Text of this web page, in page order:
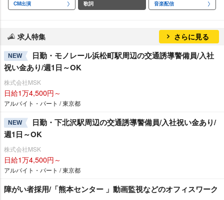
CM出演 歌詞 音楽配信
求人特集 さらに見る
NEW
日勤・モノレール浜松町駅周辺の交通誘導警備員/入社
祝い金あり/週1日～OK
株式会社MSK
日給1万4,500円～
アルバイト・パート / 東京都
NEW
日勤・下北沢駅周辺の交通誘導警備員/入社祝い金あり/
週1日～OK
株式会社MSK
日給1万4,500円～
アルバイト・パート / 東京都
障がい者採用/「熊本センター 」動画監視などのオフィスワーク